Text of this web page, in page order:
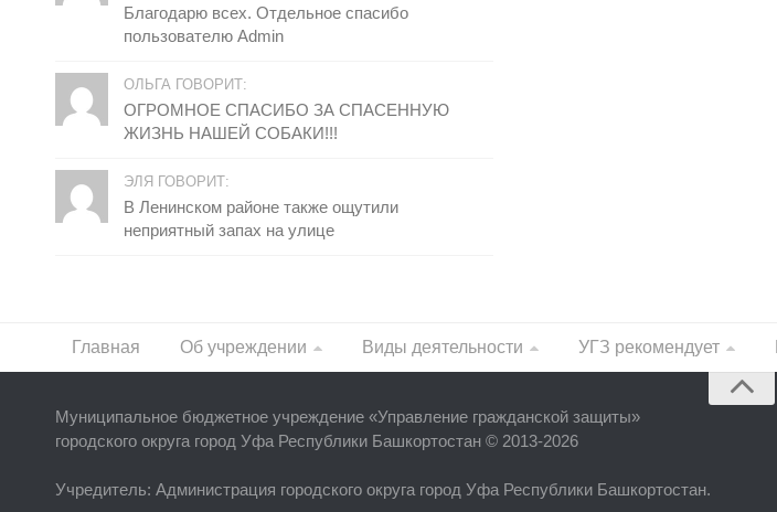
Благодарю всех. Отдельное спасибо
пользователю Admin
ОЛЬГА ГОВОРИТ:
ОГРОМНОЕ СПАСИБО ЗА СПАСЕННУЮ
ЖИЗНЬ НАШЕЙ СОБАКИ!!!
ЭЛЯ ГОВОРИТ:
В Ленинском районе также ощутили
неприятный запах на улице
Главная Об учреждении Виды деятельности УГЗ рекомендует
Муниципальное бюджетное учреждение «Управление гражданской защиты»
городского округа город Уфа Республики Башкортостан © 2013-2026
Учредитель: Администрация городского округа город Уфа Республики Башкортостан.